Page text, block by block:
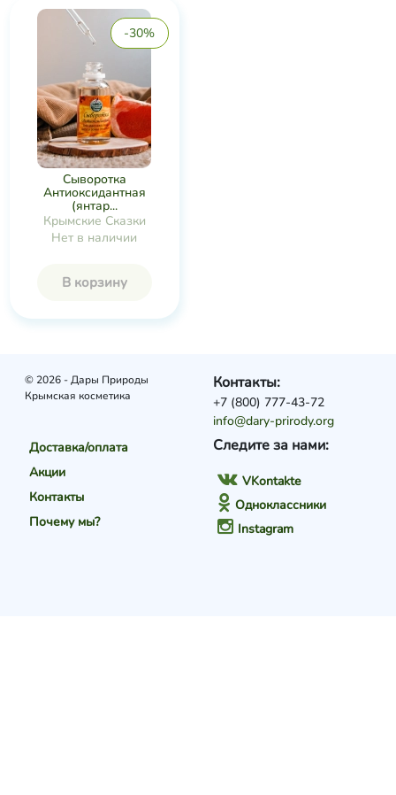
-30%
Сыворотка
Антиоксидантная
(янтар...
Крымские Сказки
Нет в наличии
В корзину
© 2026 - Дары Природы
Крымская косметика
Доставка/оплата
Акции
Контакты
Почему мы?
Следите за нами:
VKontakte
Одноклассники
Instagram
Контакты:
+7 (800) 777-43-72
info@dary-prirody.org